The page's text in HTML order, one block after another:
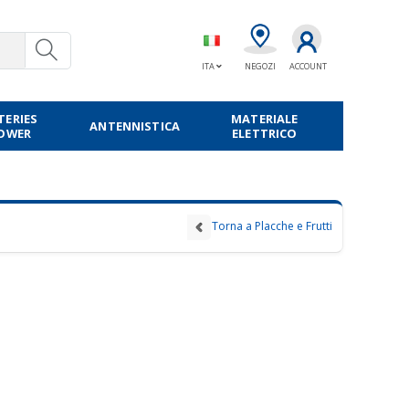
ITA NEGOZI ACCOUNT
ANTENNISTICA
MATERIALE
ELETTRICO
Torna a Placche e Frutti